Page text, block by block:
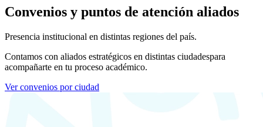
Convenios y puntos de atención aliados
Presencia institucional en distintas regiones del país.
Contamos con aliados estratégicos en distintas ciudadespara
acompañarte en tu proceso académico.
Ver convenios por ciudad